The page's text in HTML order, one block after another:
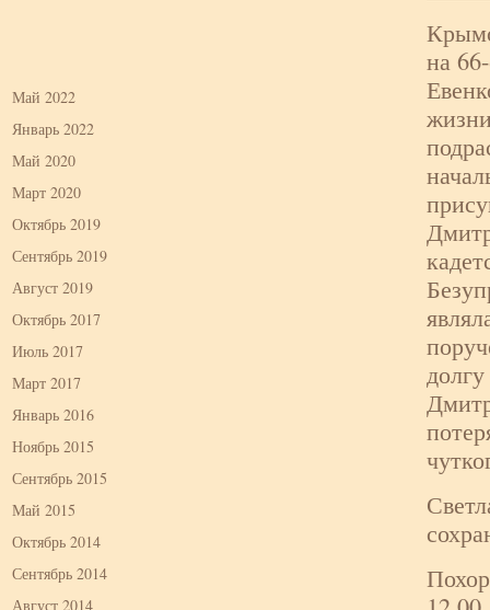
Май 2022
Январь 2022
Май 2020
Март 2020
Октябрь 2019
Сентябрь 2019
Август 2019
Октябрь 2017
Июль 2017
Март 2017
Январь 2016
Ноябрь 2015
Сентябрь 2015
Май 2015
Октябрь 2014
Сентябрь 2014
Август 2014
на